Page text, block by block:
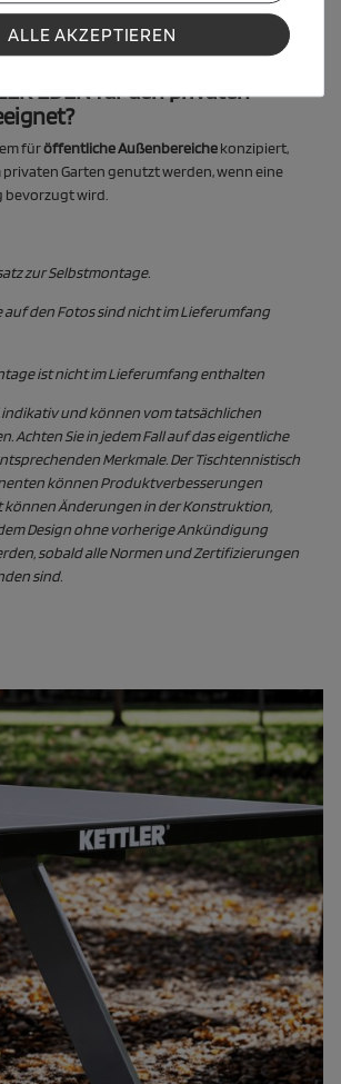
einermassiven Netzgarnitur aus Metall
ist und somit besonders langlebig und
EDEN für den privaten
füröffentliche Außenbereichekonzipiert,
privaten Garten genutzt werden, wenn eine
bevorzugt wird.
zur Selbstmontage.
auf den Fotos sind nicht im Lieferumfang
ist nicht im Lieferumfang enthalten
und können vom tatsächlichen
Achten Sie in jedem Fall auf das eigentliche
Merkmale. Der Tischtennistisch
können Produktverbesserungen
können Änderungen in der Konstruktion,
Design ohne vorherige Ankündigung
sobald alle Normen und Zertifizierungen
sind.
ALLE AKZEPTIEREN